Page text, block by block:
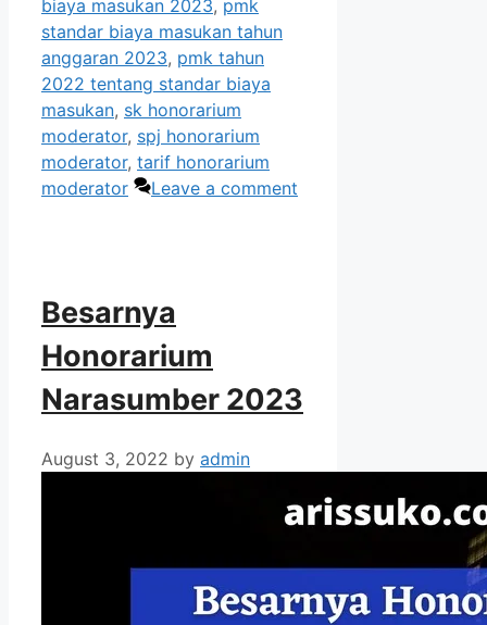
biaya masukan 2023, pmk
standar biaya masukan tahun
anggaran 2023, pmk tahun
2022 tentang standar biaya
masukan, sk honorarium
moderator, spj honorarium
moderator, tarif honorarium
moderator
Leave a comment
Besarnya
Honorarium
Narasumber 2023
August 3, 2022 by admin